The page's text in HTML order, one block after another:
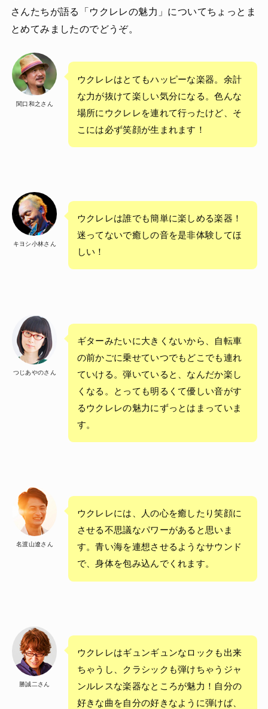
さんたちが語る「ウクレレの魅力」についてちょっとま
とめてみましたのでどうぞ。
関口和之さん
ウクレレはとてもハッピーな楽器。余計
な力が抜けて楽しい気分になる。色んな
場所にウクレレを連れて行ったけど、そ
こには必ず笑顔が生まれます！
キヨシ小林さん
ウクレレは誰でも簡単に楽しめる楽器！
迷ってないで癒しの音を是非体験してほ
しい！
つじあやのさん
ギターみたいに大きくないから、自転車
の前かごに乗せていつでもどこでも連れ
ていける。弾いていると、なんだか楽し
くなる。とっても明るくて優しい音がす
るウクレレの魅力にずっとはまっていま
す。
名渡山遼さん
ウクレレには、人の心を癒したり笑顔に
させる不思議なパワーがあると思いま
す。青い海を連想させるようなサウンド
で、身体を包み込んでくれます。
勝誠二さん
ウクレレはギュンギュンなロックも出来
ちゃうし、クラシックも弾けちゃうジャ
ンルレスな楽器なところが魅力！自分の
好きな曲を自分の好きなように弾けば、